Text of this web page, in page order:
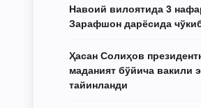
Навоий вилоятида 3
Зарафшон дарёсида
Ҳасан Солиҳов
маданият бўйича вакили
тайинланди